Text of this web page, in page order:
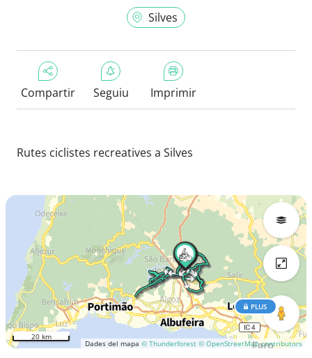
Silves
Compartir Seguiu Imprimir
Rutes ciclistes recreatives a Silves
Dades del mapa © Thunderforest © OpenStreetMap contributors
PLUS
20 km